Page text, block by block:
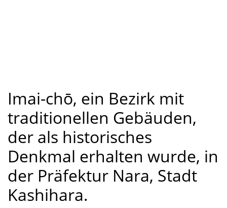
Imai-chō, ein Bezirk mit
traditionellen Gebäuden,
der als historisches
Denkmal erhalten wurde, in
der Präfektur Nara, Stadt
Kashihara.